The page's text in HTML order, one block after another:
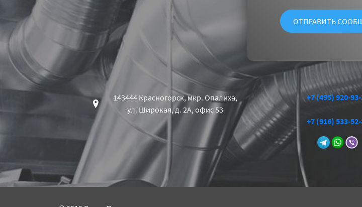
143444 Красногорск, мкр. Опалиха,
ул. Широкая, д. 2А, офис 53
+7 (495) 920-
+7 (916) 533-